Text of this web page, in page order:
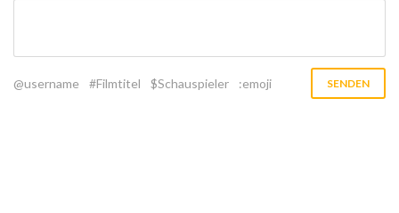
@username #Filmtitel $Schauspieler :emoji